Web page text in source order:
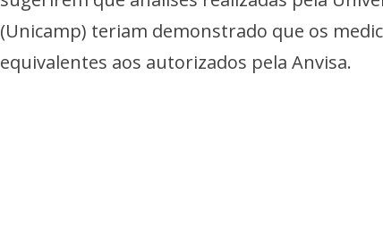
(Unicamp) teriam demonstrado que os
equivalentes aos autorizados pela Anvisa.